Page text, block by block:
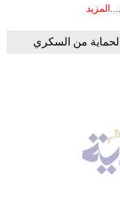
المزيد
من السكري